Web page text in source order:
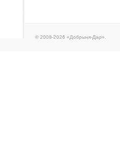
© 2008-2026 «Добрыня-Дар».